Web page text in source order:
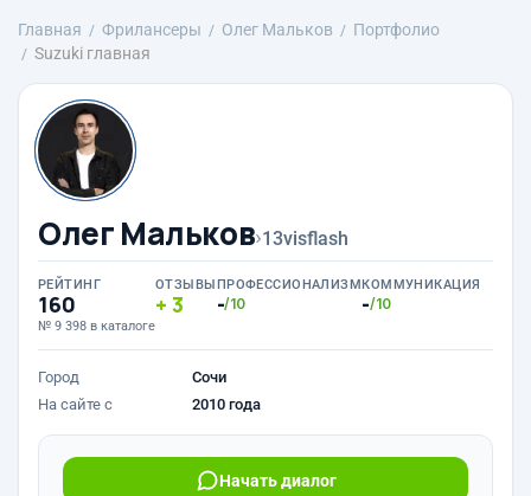
Главная Фрилансеры Олег Мальков
Портфолио
Suzuki главная
Олег Мальков›13visflash
РЕЙТИНГ
160
№ 9 398 в каталоге
ОТЗЫВЫ
3
ПРОФЕССИОНАЛИЗМ
-/10
КОММУНИКАЦИЯ
-/10
Город
Сочи
На сайте с
2010 года
Начать диалог